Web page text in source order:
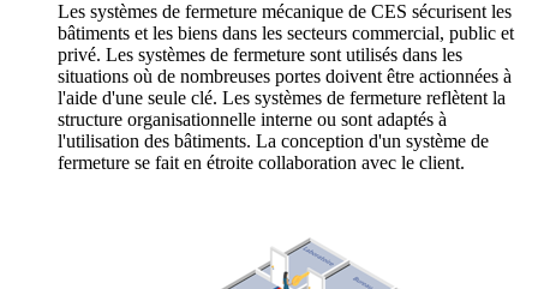
Les systèmes de fermeture mécanique de CES sécurisent les
bâtiments et les biens dans les secteurs commercial, public et
privé. Les systèmes de fermeture sont utilisés dans les
situations où de nombreuses portes doivent être actionnées à
l'aide d'une seule clé. Les systèmes de fermeture reflètent la
structure organisationnelle interne ou sont adaptés à
l'utilisation des bâtiments. La conception d'un système de
fermeture se fait en étroite collaboration avec le client.